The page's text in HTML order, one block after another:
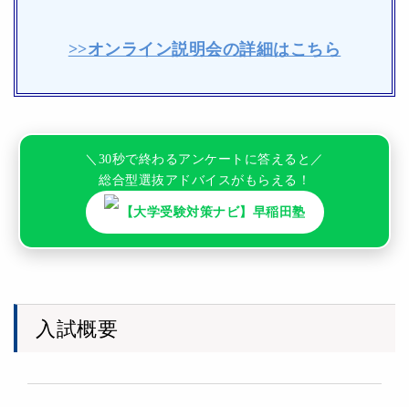
>>オンライン説明会の詳細はこちら
＼30秒で終わるアンケートに答えると／
総合型選抜アドバイスがもらえる！
【大学受験対策ナビ】早稲田塾
入試概要